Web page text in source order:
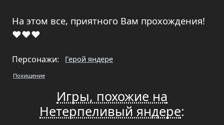
На этом все, приятного Вам прохождения!
❤❤❤
Персонажи: Герой яндере
Похищение
Игры, похожие на
Нетерпеливый яндере: